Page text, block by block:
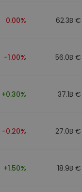
0.00% 62.3B €
-1.00% 56.0B €
+0.30% 37.1B €
-0.20% 27.0B €
+1.50% 18.9B €